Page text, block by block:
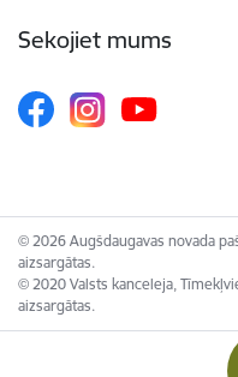
Sekojiet mums
© 2026 Augšdaugavas novada
aizsargātas.
© 2020 Valsts kanceleja,
aizsargātas.